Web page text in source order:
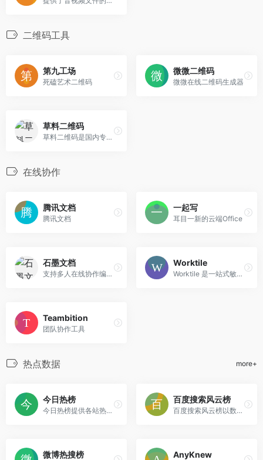
二维码工具
第九工场
死磕艺术二维码
微微二维码
微微在线二维码生成器
草料二维码
草料二维码是国内专业的二维码服务提供商，提供二维码生成，美化，印制，管理，统计等服务，帮助企业通过二维码展示信息并采集线下数据，提升营销和管理效率。
在线协作
腾讯文档
腾讯文档
一起写
耳目一新的云端Office
石墨文档
支持多人在线协作编辑文档和表格，独有内容级安全，全过程留痕可追溯。
Worktile
Worktile 是一站式敏捷研发与DevOps平台，提升研发效能，助力企业更好更快地发布产品
Teambition
团队协作工具
热点数据 more+
今日热榜
今日热榜提供各站热榜聚合：微信、今日头条、百度、知乎、V2EX、微博、贴吧、豆瓣、天涯、虎扑、Github、抖音...追踪全网热点、简单高效阅读。
百度搜索风云榜
百度搜索风云榜以数亿网民的搜索行为作为数据基础，建立权威的关键词排行榜与分类热点门户。
微博热搜榜 AnyKnew